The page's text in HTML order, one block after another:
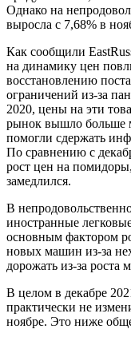
Однако на
выросла с 7,68% в
Как сообщили
на динамику цен
восстановлению
ограничений из-за
2020, цены на эти
рынок вышло больше
помогли сдержать
По сравнению с
рост цен на
замедлился.
В
иностранные
основным фактором
новых машин из-за
дорожать из-за роста
В целом в декабре
практически не
ноябре. Это ниже